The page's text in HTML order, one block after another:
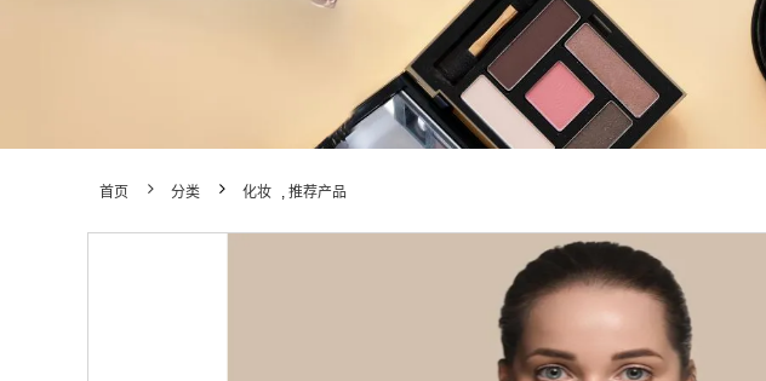
首页 分类 化妆 推荐产品